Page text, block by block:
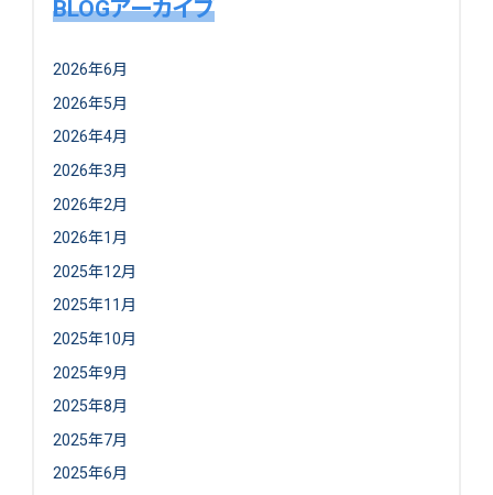
BLOGアーカイブ
2026年6月
2026年5月
2026年4月
2026年3月
2026年2月
2026年1月
2025年12月
2025年11月
2025年10月
2025年9月
2025年8月
2025年7月
2025年6月